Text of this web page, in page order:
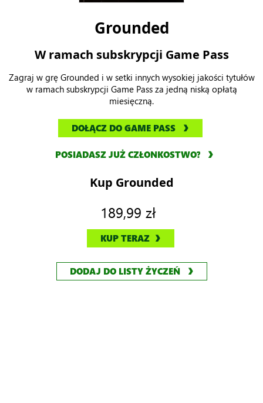
Grounded
W ramach subskrypcji Game Pass
Zagraj w grę Grounded i w setki innych wysokiej jakości tytułów
w ramach subskrypcji Game Pass za jedną niską opłatą
miesięczną.
DOŁĄCZ DO GAME PASS
POSIADASZ JUŻ CZŁONKOSTWO?
Kup Grounded
189,99 zł
KUP TERAZ
DODAJ DO LISTY ŻYCZEŃ